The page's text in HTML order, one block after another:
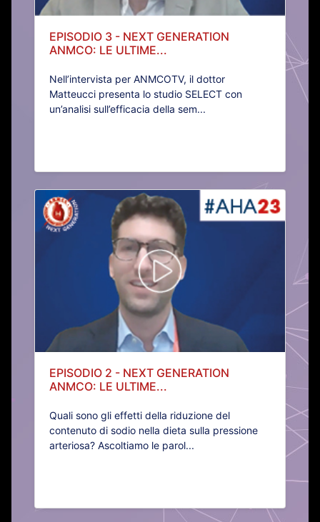
EPISODIO 3 - NEXT GENERATION
ANMCO: LE ULTIME...
Nell’intervista per ANMCOTV, il dottor
Matteucci presenta lo studio SELECT con
un’analisi sull’efficacia della sem...
EPISODIO 2 - NEXT GENERATION
ANMCO: LE ULTIME...
Quali sono gli effetti della riduzione del
contenuto di sodio nella dieta sulla pressione
arteriosa? Ascoltiamo le parol...